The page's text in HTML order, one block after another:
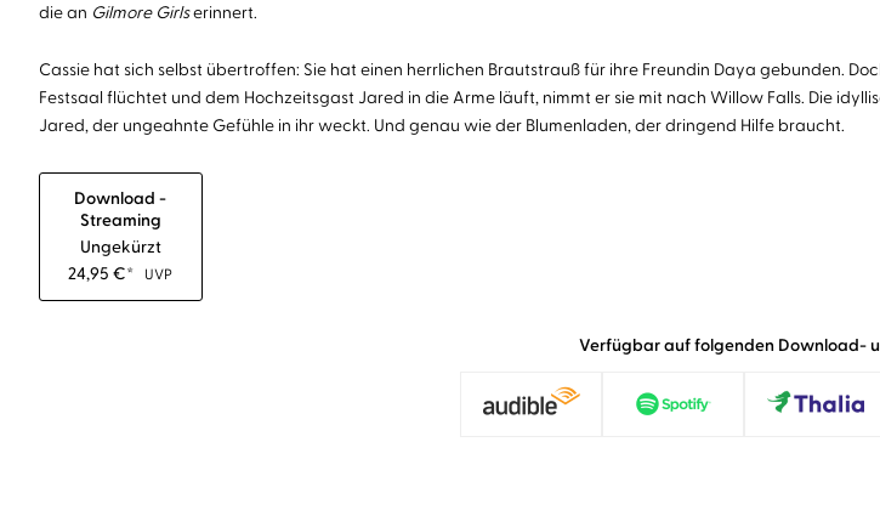
die an Gilmore Girlserinnert.
Cassie hat sich selbst übertroffen: Sie hat einen herrlichen Brautstrauß für ihre Freundin Daya gebunden.
Festsaal flüchtet und dem Hochzeitsgast Jared in die Arme läuft, nimmt er sie mit nach Willow Falls. Die
Jared, der ungeahnte Gefühle in ihr weckt. Und genau wie der Blumenladen, der dringend Hilfe braucht.
Download -
Streaming
Ungekürzt
24,95€* UVP
Verfügbar auf folgenden Download-